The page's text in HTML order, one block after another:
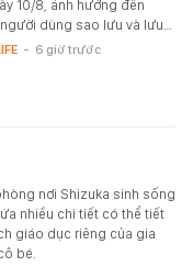
10/8, ảnh hưởng đến
dùng sao lưu và lưu…
- 6 giờ trước
nơi Shizuka sinh sống
nhiều chi tiết có thể tiết
giáo dục riêng của gia
bé.